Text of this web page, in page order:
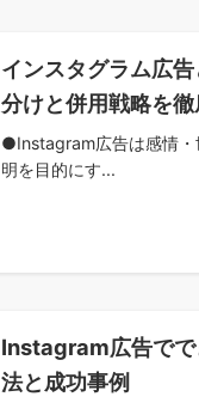
インスタグラム広
分けと併用戦略を
●Instagram広告は感情・
明を目的にす...
Instagram広告でで
法と成功事例